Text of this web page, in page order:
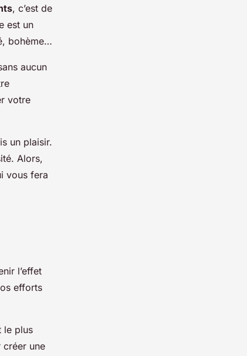
, c’est de
est un
bohème…
aucun
votre
un plaisir.
Alors,
vous fera
l’effet
efforts
le plus
une